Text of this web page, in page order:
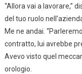
“Allora vai a lavorare,”
del tuo ruolo
Me ne andai.
contratto, lui avrebbe
Avevo visto quel
orologio.